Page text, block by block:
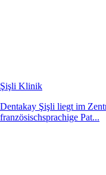
Şişli Klinik
Dentakay Şişli liegt im
französischsprachige Pat...